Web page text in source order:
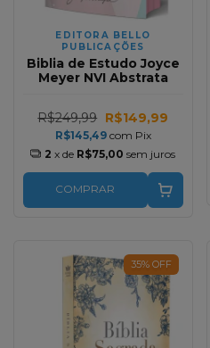
EDITORA BELLO
PUBLICAÇÕES
Biblia de Estudo Joyce
Meyer NVI Abstrata
R$249,99 R$149,99
R$145,49 com Pix
2 x de R$75,00 sem juros
COMPRAR
35% OFF